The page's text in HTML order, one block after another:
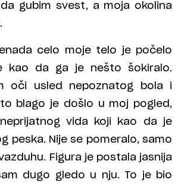
gubim svest, a moja okolina
celo moje telo je počelo
kao da ga je nešto šokiralo.
oči usled nepoznatog bola i
blago je došlo u moj pogled,
vida koji kao da je
peska. Nije se pomeralo, samo
Figura je postala jasnija
dugo gledo u nju. To je bio